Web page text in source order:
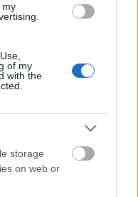
my
of my
with the
storage
on web or
végzem.
számtalan fortélya
más és más
kosárfonó
jellegzetes fogásai.